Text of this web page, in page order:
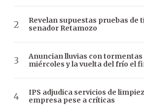
Revelan supuestas pruebas de
senador Retamozo
Anuncian lluvias con tormentas
miércoles y la vuelta del frío el
IPS adjudica servicios de
empresa pese a críticas